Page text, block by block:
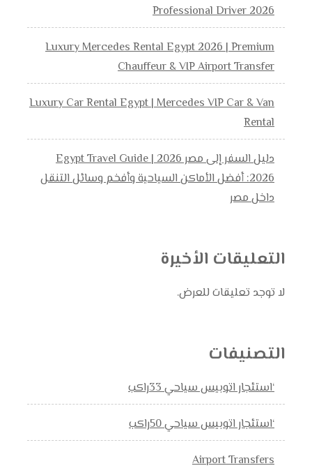
Professional Driver 2026
Luxury Mercedes Rental Egypt 2026 | Premium
Chauffeur & VIP Airport Transfer
Luxury Car Rental Egypt | Mercedes VIP Car & Van
Rental
دليل السفر إلى مصر 2026 | Egypt Travel Guide
2026: أفضل الأماكن السياحية وأفخم وسائل التنقل
داخل مصر
التعليقات الأخيرة
لا توجد تعليقات للعرض.
التصنيفات
‘استئجار اتوبيس سياحي 33راكب
‘استئجار اتوبيس سياحي 50راكب
Airport Transfers